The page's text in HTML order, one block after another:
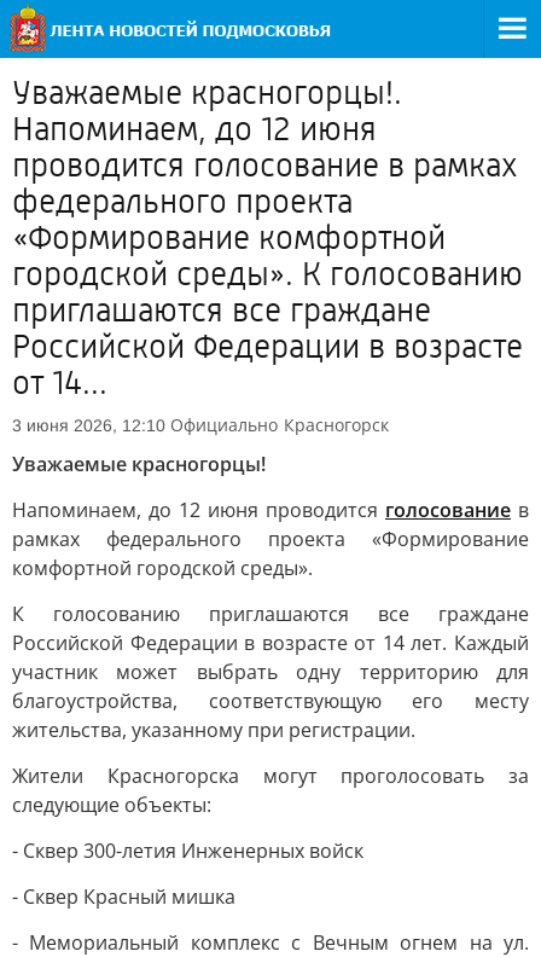
Уважаемые красногорцы!.
Напоминаем, до 12 июня
проводится голосование в рамках
федерального проекта
«Формирование комфортной
городской среды». К голосованию
приглашаются все граждане
Российской Федерации в возрасте
от 14...
3 июня 2026, 12:10 Официально Красногорск
Уважаемые красногорцы!
Напоминаем, до 12 июня проводится голосование в
рамках федерального проекта «Формирование
комфортной городской среды».
К голосованию приглашаются все граждане
Российской Федерации в возрасте от 14 лет. Каждый
участник может выбрать одну территорию для
благоустройства, соответствующую его месту
жительства, указанному при регистрации.
Жители Красногорска могут проголосовать за
следующие объекты:
- Сквер 300-летия Инженерных войск
- Сквер Красный мишка
- Мемориальный комплекс с Вечным огнем на ул.